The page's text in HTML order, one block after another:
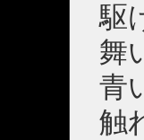
駆
舞
青
触